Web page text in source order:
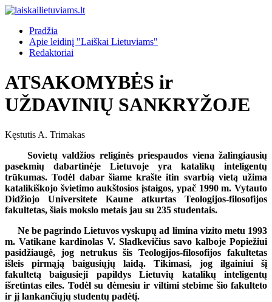
Pradžia
Apie leidinį "Laiškai Lietuviams"
Redaktoriai
ATSAKOMYBĖS ir
UŽDAVINIŲ SANKRYŽOJE
Kęstutis A. Trimakas
Sovietų valdžios religinės priespaudos viena žalingiausių
pasekmių dabartinėje Lietuvoje yra katalikų inteligentų
trūkumas. Todėl dabar šiame krašte itin svarbią vietą užima
katalikiškojo švietimo aukštosios įstaigos, ypač 1990 m. Vytauto
Didžiojo Universitete Kaune atkurtas Teologijos-filosofijos
fakultetas, šiais mokslo metais jau su 235 studentais.
Ne be pagrindo Lietuvos vyskupų ad limina vizito metu 1993
m. Vatikane kardinolas V. Sladkevičius savo kalboje Popiežiui
pasidžiaugė, jog netrukus šis Teologijos-filosofijos fakultetas
išleis pirmąją baigusiųjų laidą. Tikimasi, jog ilgainiui šį
fakultetą baigusieji papildys Lietuvių katalikų inteligentų
išretintas eiles. Todėl su dėmesiu ir viltimi stebime šio fakulteto
ir jį lankančiųjų studentų padėtį.